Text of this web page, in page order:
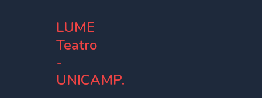
LUME
Teatro
-
UNICAMP.